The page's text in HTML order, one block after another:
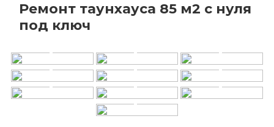
Ремонт таунхауса 85 м2 с нуля
под ключ
+ + +
+ + +
+ + +
+